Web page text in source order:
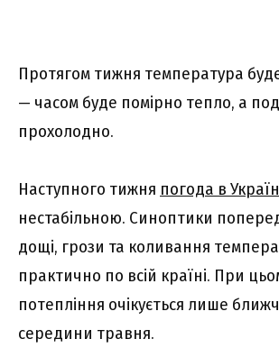
Протягом тижня температура
— часом буде помірно тепло, а
прохолодно.
Наступного тижня погода в
нестабільною. Синоптики
дощі, грози та коливання
практично по всій країні. При
потепління очікується лише
середини травня.